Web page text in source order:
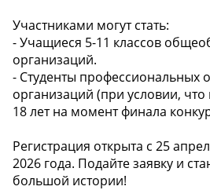
Участниками могут стать:
- Учащиеся 5-11 классов
организаций.
- Студенты профессиональных
организаций (при условии,
18 лет на момент финала
Регистрация открыта с 25
2026 года. Подайте заявку и
большой истории!